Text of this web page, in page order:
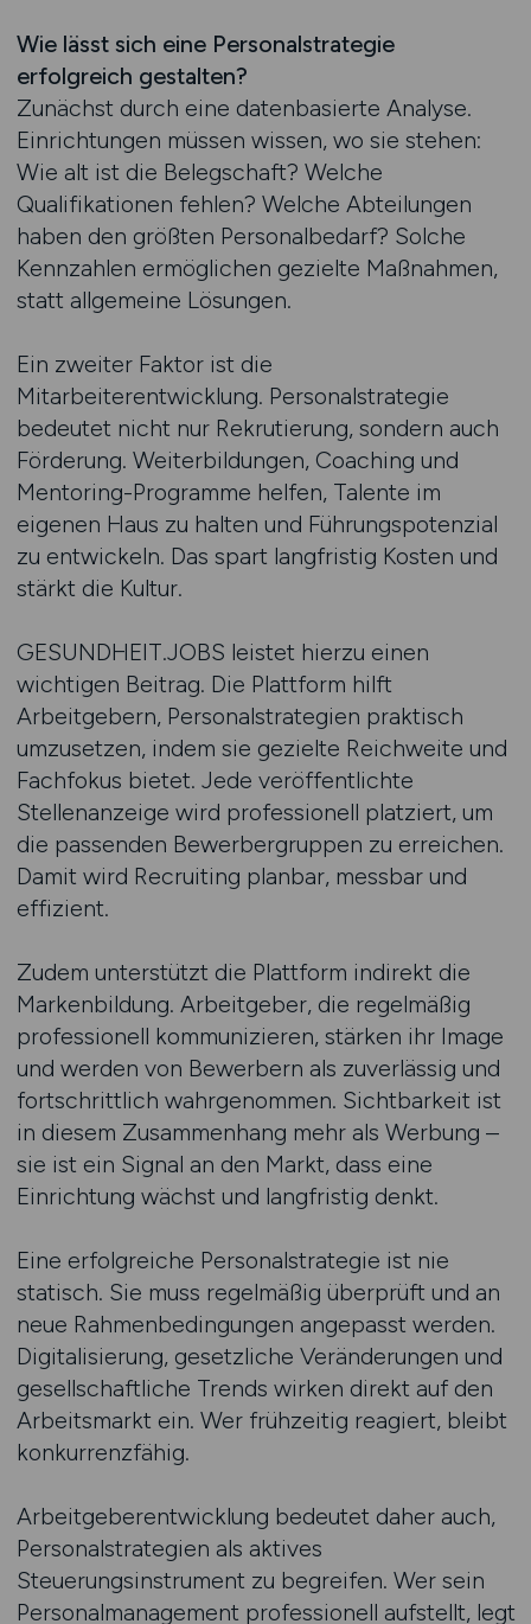
Wie lässt sich eine Personalstrategie
erfolgreich gestalten?
Zunächst durch eine datenbasierte Analyse.
Einrichtungen müssen wissen, wo sie stehen:
Wie alt ist die Belegschaft? Welche
Qualifikationen fehlen? Welche Abteilungen
haben den größten Personalbedarf? Solche
Kennzahlen ermöglichen gezielte Maßnahmen,
statt allgemeine Lösungen.
Ein zweiter Faktor ist die
Mitarbeiterentwicklung. Personalstrategie
bedeutet nicht nur Rekrutierung, sondern auch
Förderung. Weiterbildungen, Coaching und
Mentoring-Programme helfen, Talente im
eigenen Haus zu halten und Führungspotenzial
zu entwickeln. Das spart langfristig Kosten und
stärkt die Kultur.
GESUNDHEIT.JOBS leistet hierzu einen
wichtigen Beitrag. Die Plattform hilft
Arbeitgebern, Personalstrategien praktisch
umzusetzen, indem sie gezielte Reichweite und
Fachfokus bietet. Jede veröffentlichte
Stellenanzeige wird professionell platziert, um
die passenden Bewerbergruppen zu erreichen.
Damit wird Recruiting planbar, messbar und
effizient.
Zudem unterstützt die Plattform indirekt die
Markenbildung. Arbeitgeber, die regelmäßig
professionell kommunizieren, stärken ihr Image
und werden von Bewerbern als zuverlässig und
fortschrittlich wahrgenommen. Sichtbarkeit ist
in diesem Zusammenhang mehr als Werbung –
sie ist ein Signal an den Markt, dass eine
Einrichtung wächst und langfristig denkt.
Eine erfolgreiche Personalstrategie ist nie
statisch. Sie muss regelmäßig überprüft und an
neue Rahmenbedingungen angepasst werden.
Digitalisierung, gesetzliche Veränderungen und
gesellschaftliche Trends wirken direkt auf den
Arbeitsmarkt ein. Wer frühzeitig reagiert, bleibt
konkurrenzfähig.
Arbeitgeberentwicklung bedeutet daher auch,
Personalstrategien als aktives
Steuerungsinstrument zu begreifen. Wer sein
Personalmanagement professionell aufstellt, legt